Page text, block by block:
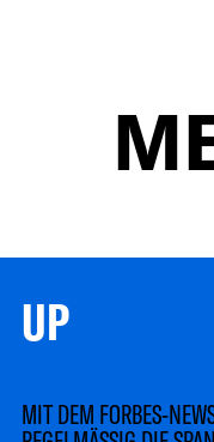
UP
MIT DEM FORBES-